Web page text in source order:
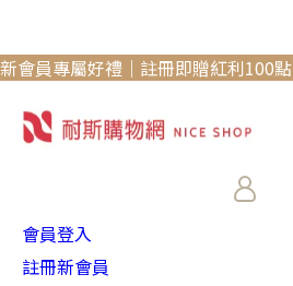
新會員專屬好禮｜註冊即贈紅利100點
會員登入
註冊新會員